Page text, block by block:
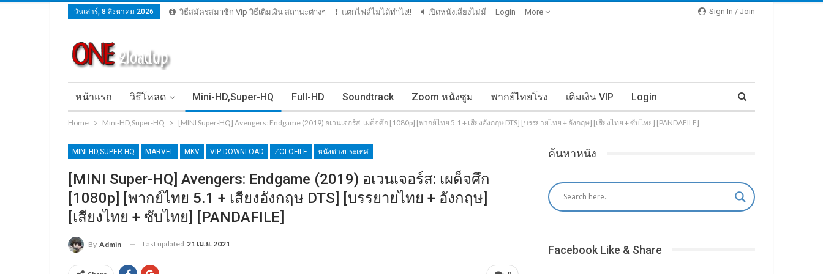
Sign In / Join
วันเสาร์, 8 สิงหาคม 2026 วิธีสมัครสมาชิก Vip วิธีเติมเงิน สถานะต่างๆ แตกไฟล์ไม่ได้ทำไง!! เปิดหนังเสียงไม่มี Login More
หน้าแรก วิธีโหลด Mini-HD,Super-HQ Full-HD Soundtrack Zoom หนังซูม พากย์ไทยโรง เติมเงิน VIP Login
Home Mini-HD,Super-HQ [MINI Super-HQ] Avengers: Endgame (2019) อเวนเจอร์ส: เผด็จศึก [1080p] [พากย์ไทย 5.1 + เสียงอังกฤษ DTS] [บรรยายไทย + อังกฤษ] [เสียงไทย + ซับไทย] [PANDAFILE]
MINI-HD,SUPER-HQ MARVEL MKV VIP DOWNLOAD ZOLOFILE หนังต่างประเทศ
[MINI Super-HQ] Avengers: Endgame (2019) อเวนเจอร์ส: เผด็จศึก
[1080p] [พากย์ไทย 5.1 + เสียงอังกฤษ DTS] [บรรยายไทย + อังกฤษ]
[เสียงไทย + ซับไทย] [PANDAFILE]
By Admin Last updated 21 เม.ย. 2021
ค้นหาหนัง
Facebook Like & Share